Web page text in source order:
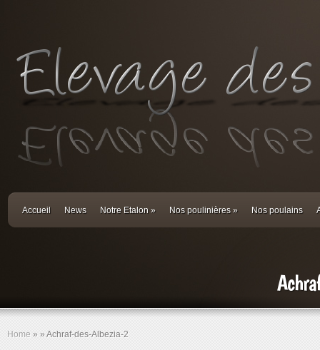
Accueil News Notre Etalon » Nos poulinières» Nos poulains
Home » » Achraf-des-Albezia-2